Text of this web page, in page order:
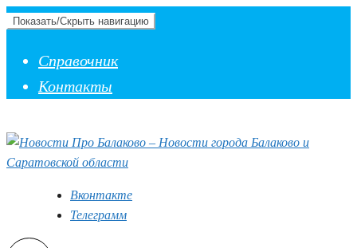
Показать/Скрыть навигацию
Справочник
Контакты
Вконтакте
Телеграмм